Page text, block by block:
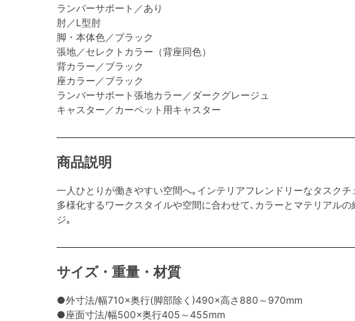
ランバーサポート／あり
肘／L型肘
脚・本体色／ブラック
張地／セレクトカラー（背座同色）
背カラー／ブラック
座カラー／ブラック
ランバーサポート張地カラー／ダークグレージュ
キャスター／カーペット用キャスター
商品説明
一人ひとりが働きやすい空間へ｡インテリアフレンドリーなタスクチ
多様化するワークスタイルや空間に合わせて､カラーとマテリアル
ジ｡
サイズ・重量・材質
●外寸法/幅710×奥行(脚部除く)490×高さ880～970mm
●座面寸法/幅500×奥行405～455mm